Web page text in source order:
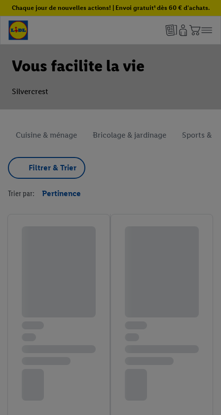
Chaque jour de nouvelles actions! | Envoi gratuit¹ dès 60 € d'achats.
Vous facilite la vie
Silvercrest
Cuisine & ménage Bricolage & jardinage Sports &
Filtrer & Trier
Trier par: Pertinence